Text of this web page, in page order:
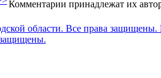
Комментарии принадлежат их
области. Все права
защищены.